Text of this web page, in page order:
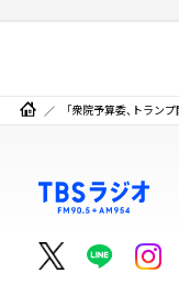
「衆院予算委、トラン